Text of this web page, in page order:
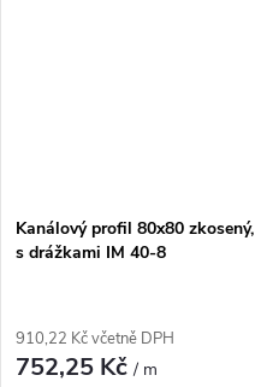
Kanálový profil 80x80 zkosený,
s drážkami IM 40-8
910,22 Kč včetně DPH
752,25 Kč/ m